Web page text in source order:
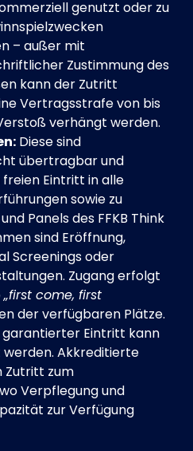
genutzt oder zu
– außer mit
Zustimmung des
kann der Zutritt
Vertragsstrafe von bis
verhängt werden.
Diese sind
übertragbar und
Eintritt in alle
sowie zu
Panels des FFKB Think
sind Eröffnung,
Screenings oder
Zugang erfolgt
„first come, first
der verfügbaren Plätze.
garantierter Eintritt kann
Akkreditierte
Zutritt zum
Verpflegung und
zur Verfügung